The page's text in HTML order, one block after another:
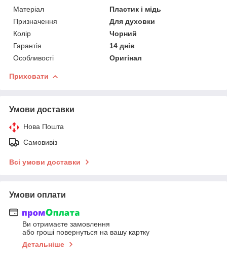
Матеріал
Пластик і мідь
Призначення
Для духовки
Колір
Чорний
Гарантія
14 днів
Особливості
Оригінал
Приховати
Умови доставки
Нова Пошта
Самовивіз
Всі умови доставки
Умови оплати
Ви отримаєте замовлення
або гроші повернуться на вашу картку
Детальніше